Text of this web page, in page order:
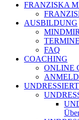
FRANZISKA
AUSBILDUNG
TERMINE
FAQ
COACHING
ONLINE